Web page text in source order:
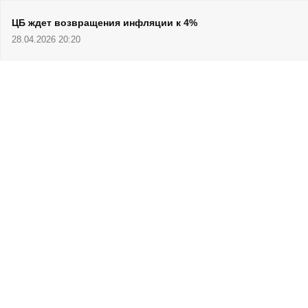
ЦБ ждет возвращения инфляции к 4%
28.04.2026 20:20